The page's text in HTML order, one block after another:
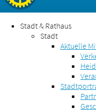
Stadt & Rathaus
Stadt
Aktuelle